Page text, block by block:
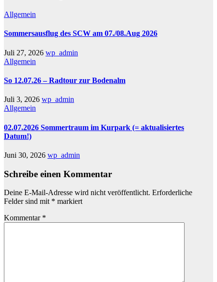
Allgemein
Sommersausflug des SCW am 07./08.Aug 2026
Juli 27, 2026 wp_admin
Allgemein
So 12.07.26 – Radtour zur Bodenalm
Juli 3, 2026 wp_admin
Allgemein
02.07.2026 Sommertraum im Kurpark (= aktualisiertes
Datum!)
Juni 30, 2026 wp_admin
Schreibe einen Kommentar
Deine E-Mail-Adresse wird nicht veröffentlicht. Erforderliche
Felder sind mit * markiert
Kommentar *